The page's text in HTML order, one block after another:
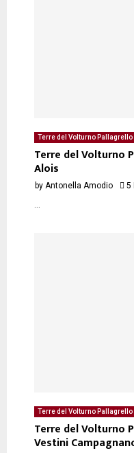
Terre del Volturno
Terre del Volturno
Alois
by Antonella Amodio 5
Terre del Volturno
Terre del Volturno
Vestini